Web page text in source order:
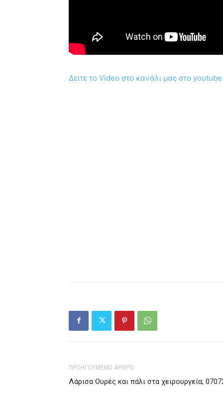
Δείτε το Video στο κανάλι μας στο youtube
ΠΡΟΗΓΟΥΜΕΝΟ ΑΡΘΡΟ
Λάρισα Ουρές και πάλι στα χειρουργεία;